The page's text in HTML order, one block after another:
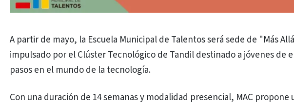
A partir de mayo, la Escuela Municipal de Talentos será sede de "Más
impulsado por el Clúster Tecnológico de Tandil destinado a jóvenes de
pasos en el mundo de la tecnología.
Con una duración de 14 semanas y modalidad presencial, MAC